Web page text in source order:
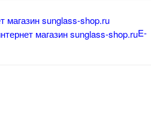
E-